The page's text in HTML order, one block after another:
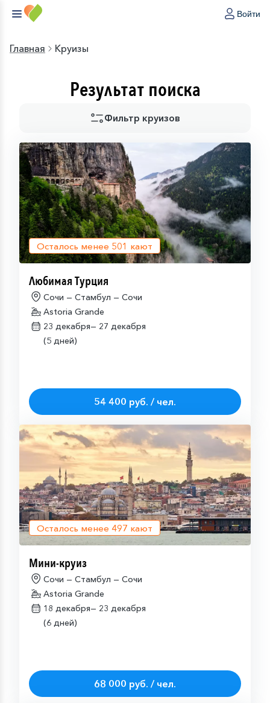
Войти
Главная Круизы
Результат поиска
Фильтр круизов
Осталось менее 501 кают
Любимая Турция
Сочи — Стамбул — Сочи
Astoria Grande
23 декабря— 27 декабря
(5 дней)
54 400 руб. / чел.
Осталось менее 497 кают
Мини-круиз
Сочи — Стамбул — Сочи
Astoria Grande
18 декабря— 23 декабря
(6 дней)
68 000 руб. / чел.